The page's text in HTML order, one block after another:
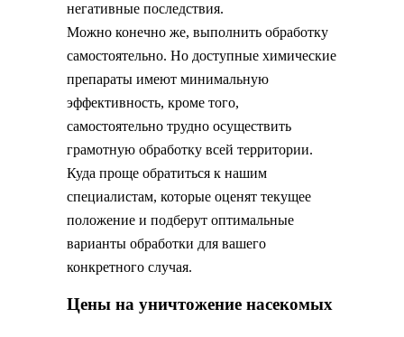
негативные последствия.
Можно конечно же, выполнить обработку
самостоятельно. Но доступные химические
препараты имеют минимальную
эффективность, кроме того,
самостоятельно трудно осуществить
грамотную обработку всей территории.
Куда проще обратиться к нашим
специалистам, которые оценят текущее
положение и подберут оптимальные
варианты обработки для вашего
конкретного случая.
Цены на уничтожение насекомых